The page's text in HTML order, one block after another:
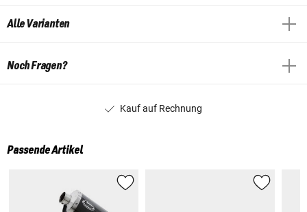
Alle Varianten
Noch Fragen?
Kauf auf Rechnung
Passende Artikel